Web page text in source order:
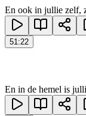
En ook in jullie zelf,
51:22
En in de hemel is